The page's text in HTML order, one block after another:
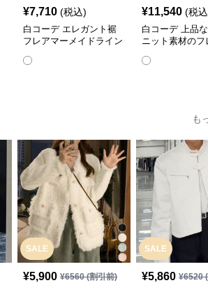
¥7,710 (税込)
白コーデ エレガント裾
フレアマーメイドライン
¥11,540 (税
白コーデ 上品
ニット素材のフ
も
SALE
¥5,900 ¥6560(割引前)
SALE
¥5,860 ¥6520(